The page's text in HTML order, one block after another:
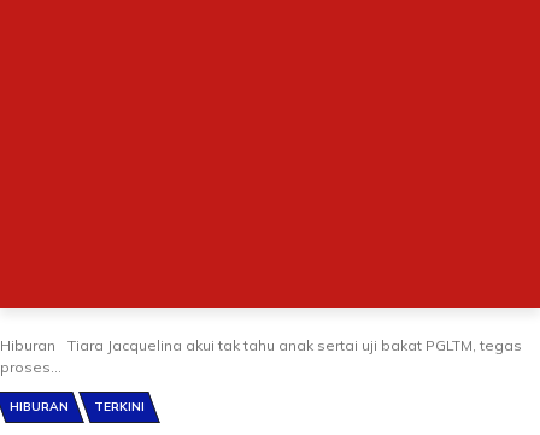
Hiburan
Tiara Jacquelina akui tak tahu anak sertai uji bakat PGLTM, tegas
proses...
HIBURAN TERKINI